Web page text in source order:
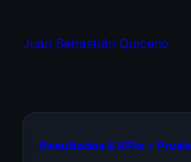
Juan Sebastián Quiceno
Resultados & KPIs +